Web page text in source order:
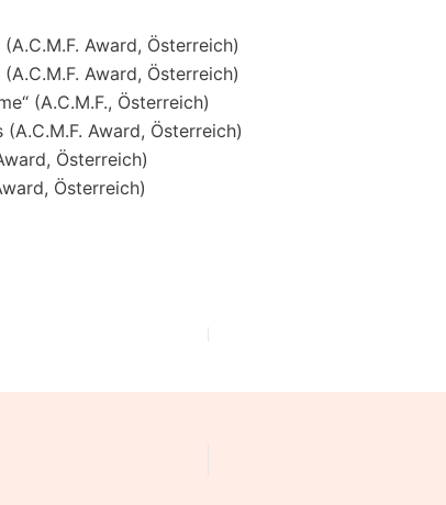
Award, Österreich)
Award, Österreich)
(A.C.M.F., Österreich)
Award, Österreich)
Österreich)
Österreich)